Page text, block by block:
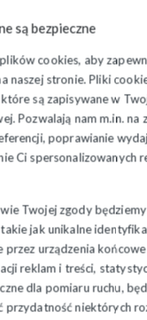
są bezpieczne
cookies, aby
naszej stronie. Pliki
są zapisywane w
Pozwalają nam m.in. na
poprawianie
Ci spersonalizowanych
Twojej zgody
jak unikalne
przez urządzenia końcowe
reklam i treści,
dla pomiaru ruchu,
przydatność niektórych
dobrze. Jest Pani
i członkiem Zarządu
był ten wybór
ogóle się tego nie
przyznać, że to
wdrożyć. Uczę się od
koleżanek i kolegów.
Mam nadzieję,
wiele muszę się
Komisja Zakładowa?